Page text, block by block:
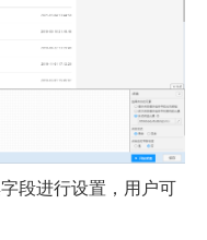
段进行设置，用户可